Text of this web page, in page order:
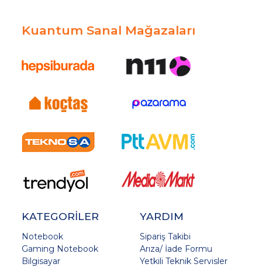
Kuantum Sanal Mağazaları
KATEGORİLER
Notebook
Gaming Notebook
Bilgisayar
YARDIM
Sipariş Takibi
Arıza/ İade Formu
Yetkili Teknik Servisler